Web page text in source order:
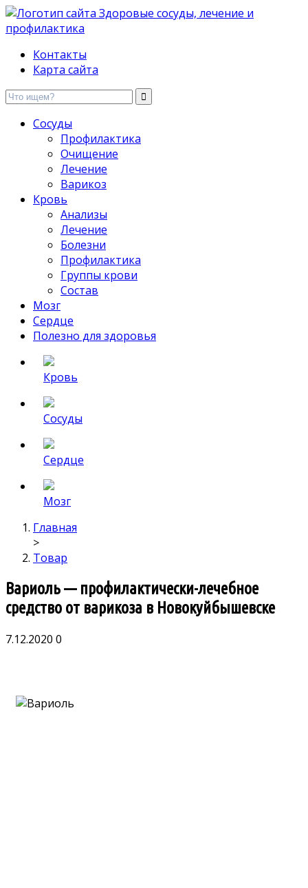
Здоровые сосуды, лечение и профилактика
Контакты
Карта сайта
Сосуды
Профилактика
Очищение
Лечение
Варикоз
Кровь
Анализы
Лечение
Болезни
Профилактика
Группы крови
Состав
Мозг
Сердце
Полезно для здоровья
Кровь
Сосуды
Сердце
Мозг
Главная
>
Товар
Вариоль — профилактически-лечебное
средство от варикоза в Новокуйбышевске
7.12.2020 0